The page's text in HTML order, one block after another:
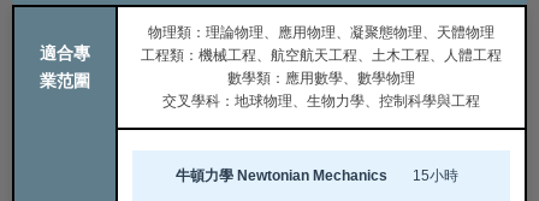
適合專
業范圍
物理類：理論物理、應用物理、凝聚態物理、天體物理
工程類：機械工程、航空航天工程、土木工程、人體工程
數學類：應用數學、數學物理
交叉學科：地球物理、生物力學、控制科學與工程
牛頓力學 Newtonian Mechanics 15小時